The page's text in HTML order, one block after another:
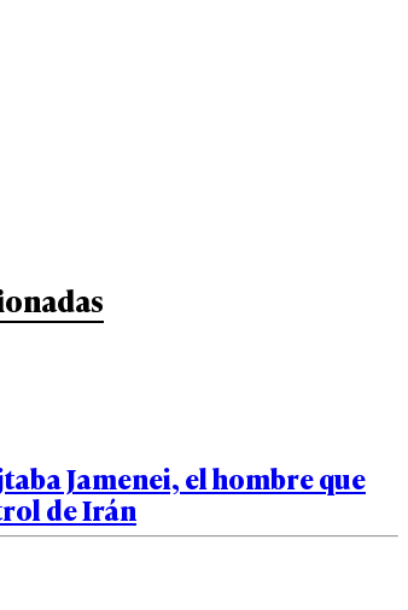
Jamenei, el hombre que
de Irán